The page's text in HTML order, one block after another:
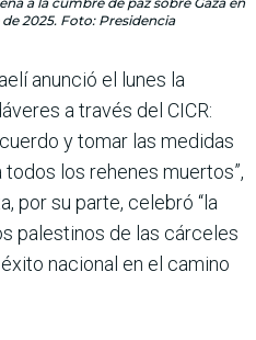
2025. Foto: Presidencia
anunció el lunes la
a través del CICR:
y tomar las medidas
los rehenes muertos”,
por su parte, celebró “la
palestinos de las cárceles
nacional en el camino